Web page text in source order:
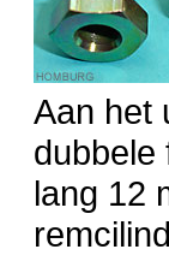
Aan het
dubbele
lang 12